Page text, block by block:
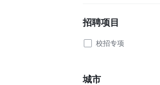
招聘项目
校招专项
城市